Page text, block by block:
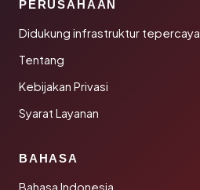
PERUSAHAAN
Didukung infrastruktur tepercaya
Tentang
Kebijakan Privasi
Syarat Layanan
BAHASA
Bahasa Indonesia